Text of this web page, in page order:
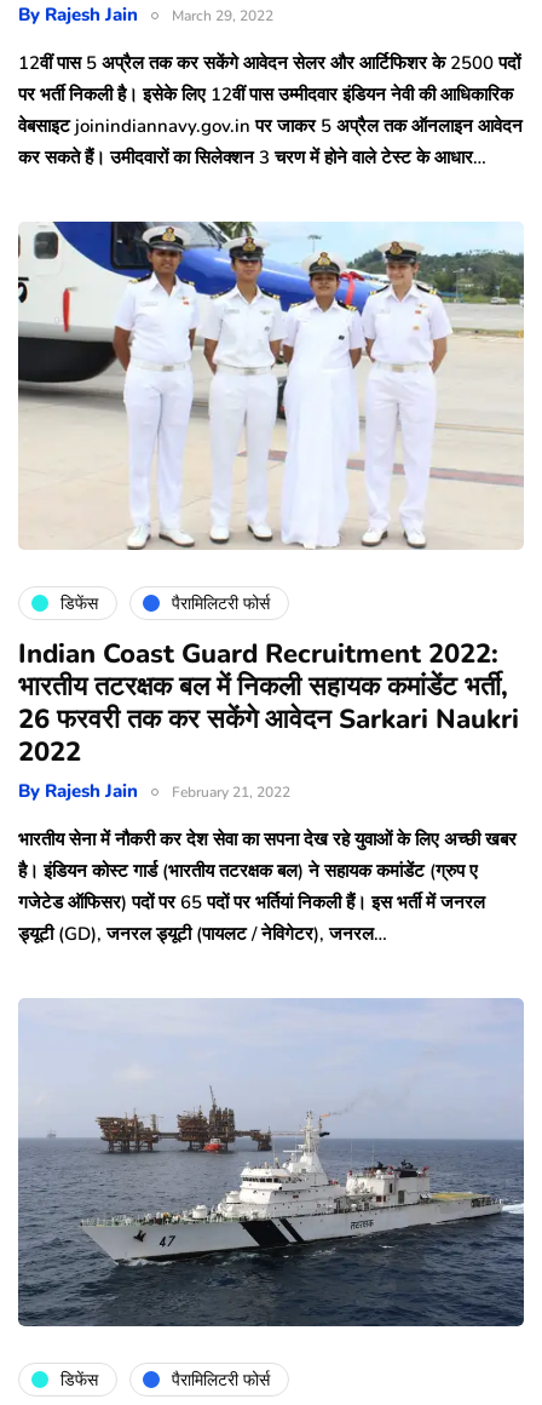
By Rajesh Jain March 29, 2022
12वीं पास 5 अप्रैल तक कर सकेंगे आवेदन सेलर और आर्टिफिशर के 2500 पदों
पर भर्ती निकली है। इसेके लिए 12वीं पास उम्मीदवार इंडियन नेवी की आधिकारिक
वेबसाइट joinindiannavy.gov.in पर जाकर 5 अप्रैल तक ऑनलाइन आवेदन
कर सकते हैं। उमीदवारों का सिलेक्शन 3 चरण में होने वाले टेस्ट के आधार…
डिफेंस पैरामिलिटरी फोर्स
Indian Coast Guard Recruitment 2022:
भारतीय तटरक्षक बल में निकली सहायक कमांडेंट भर्ती,
26 फरवरी तक कर सकेंगे आवेदन Sarkari Naukri
2022
By Rajesh Jain February 21, 2022
भारतीय सेना में नौकरी कर देश सेवा का सपना देख रहे युवाओं के लिए अच्छी खबर
है। इंडियन कोस्ट गार्ड (भारतीय तटरक्षक बल) ने सहायक कमांडेंट (ग्रुप ए
गजेटेड ऑफिसर) पदों पर 65 पदों पर भर्तियां निकली हैं। इस भर्ती में जनरल
ड्यूटी (GD), जनरल ड्यूटी (पायलट / नेविगेटर), जनरल…
डिफेंस पैरामिलिटरी फोर्स